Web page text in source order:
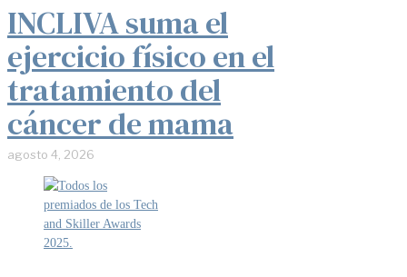
INCLIVA suma el
ejercicio físico en el
tratamiento del
cáncer de mama
agosto 4, 2026